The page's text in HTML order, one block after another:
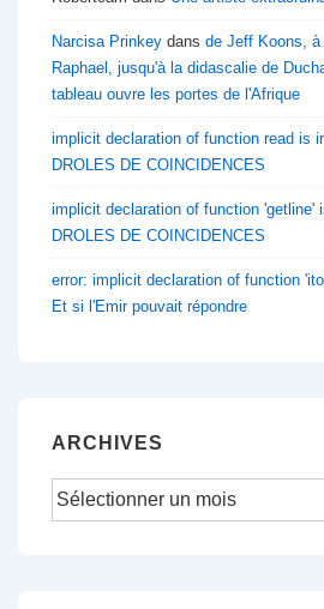
Narcisa Prinkey dans de Jeff Koons, à
Raphael, jusqu'à la didascalie de
tableau ouvre les portes de l'Afrique
implicit declaration of function read is
DROLES DE COINCIDENCES
implicit declaration of function 'getline'
DROLES DE COINCIDENCES
error: implicit declaration of function
Et si l'Emir pouvait répondre
ARCHIVES
Archives